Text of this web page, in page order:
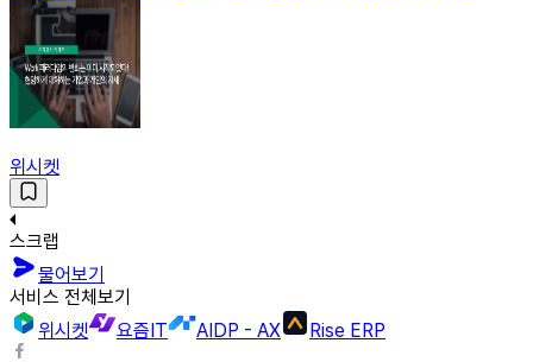
위시켓
스크랩
물어보기
서비스 전체보기
위시켓
요즘IT AIDP - AX Rise ERP